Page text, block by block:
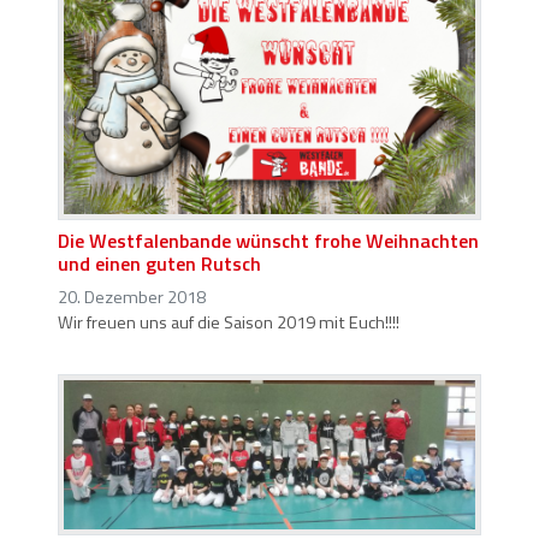
Die Westfalenbande wünscht frohe Weihnachten
und einen guten Rutsch
20. Dezember 2018
Wir freuen uns auf die Saison 2019 mit Euch!!!!